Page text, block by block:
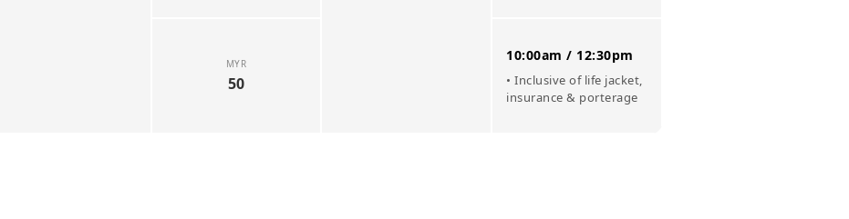
MYR
50
10:00am / 12:30pm
• Inclusive of life jacket,
insurance & porterage